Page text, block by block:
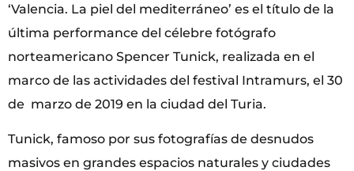
‘Valencia. La piel del mediterráneo’ es el título de la
última performance del célebre fotógrafo
norteamericano Spencer Tunick, realizada en el
marco de las actividades del festival Intramurs, el 30
de marzo de 2019 en la ciudad del Turia.
Tunick, famoso por sus fotografías de desnudos
masivos en grandes espacios naturales y ciudades